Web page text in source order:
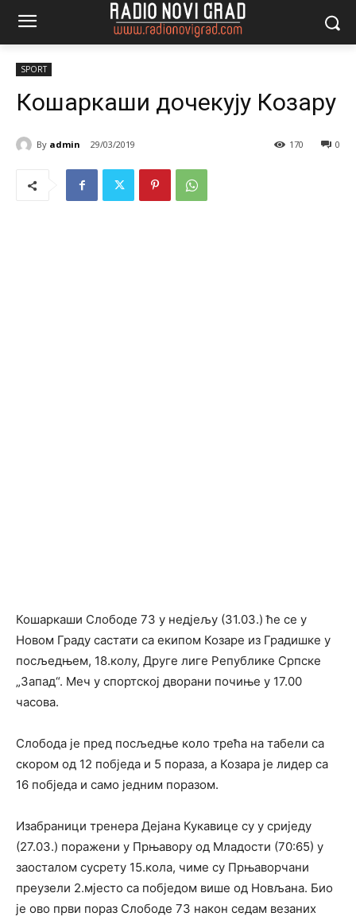
SPORT
Кошаркаши дочекују Козару
By admin 29/03/2019 0
170
Кошаркаши Слободе 73 у недјељу (31.03.) ће се у
Новом Граду састати са екипом Козаре из Градишке у
посљедњем, 18.колу, Друге лиге Републике Српске
„Запад“. Меч у спортској дворани почиње у 17.00
часова.
Слобода је пред посљедње коло трећа на табели са
скором од 12 побједа и 5 пораза, а Козара је лидер са
16 побједа и само једним поразом.
Изабраници тренера Дејана Кукавице су у сриједу
(27.03.) поражени у Прњавору од Младости (70:65) у
заосталом сусрету 15.кола, чиме су Прњаворчани
преузели 2.мјесто са побједом више од Новљана. Био
је ово први пораз Слободе 73 након седам везаних